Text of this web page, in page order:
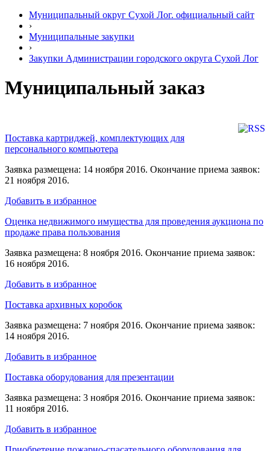
Муниципальный округ Сухой Лог. официальный сайт
›
Муниципальные закупки
›
Закупки Администрации городского округа Сухой Лог
Муниципальный заказ
Поставка картриджей, комплектующих для
персонального компьютера
Заявка размещена: 14 ноября 2016. Окончание приема заявок:
21 ноября 2016.
Добавить в избранное
Оценка недвижимого имущества для проведения аукциона по
продаже права пользования
Заявка размещена: 8 ноября 2016. Окончание приема заявок:
16 ноября 2016.
Добавить в избранное
Поставка архивных коробок
Заявка размещена: 7 ноября 2016. Окончание приема заявок:
14 ноября 2016.
Добавить в избранное
Поставка оборудования для презентации
Заявка размещена: 3 ноября 2016. Окончание приема заявок:
11 ноября 2016.
Добавить в избранное